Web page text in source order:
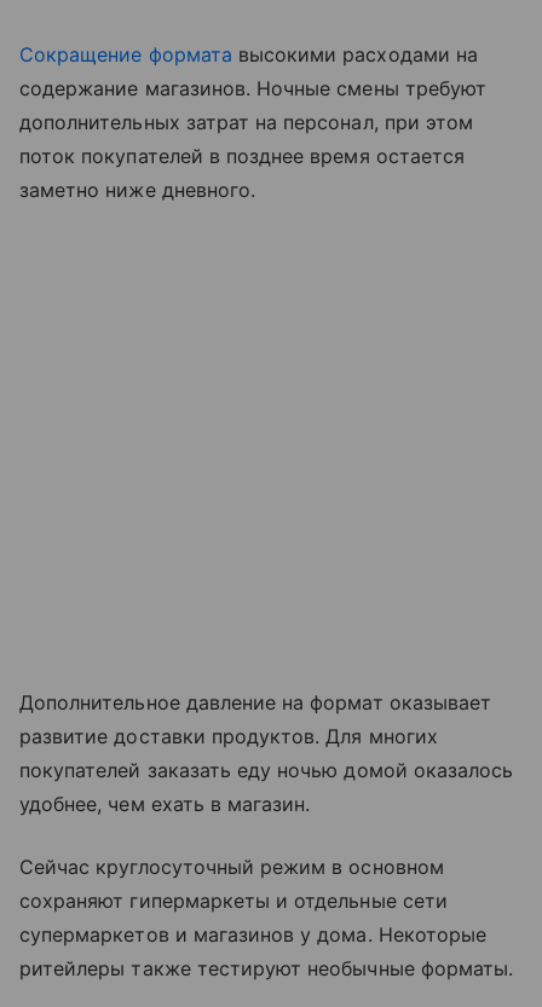
Сокращение формата высокими расходами на
содержание магазинов. Ночные смены требуют
дополнительных затрат на персонал, при этом
поток покупателей в позднее время остается
заметно ниже дневного.
Дополнительное давление на формат оказывает
развитие доставки продуктов. Для многих
покупателей заказать еду ночью домой оказалось
удобнее, чем ехать в магазин.
Сейчас круглосуточный режим в основном
сохраняют гипермаркеты и отдельные сети
супермаркетов и магазинов у дома. Некоторые
ритейлеры также тестируют необычные форматы.